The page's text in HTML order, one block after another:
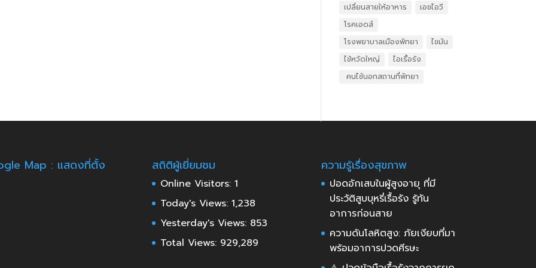
เปลี่ยนสายให้อาหาร
เอชไอวี
โรคเอดส์
โรงพยาบาลเมืองพัทยา
ไขมัน
ไข้หวัดใหญ่
ไอเรื้อรัง
​ คนไข้นอกสถานที่พัทยา
Map : แสดงที่ตั้ง สถิติผู้เยี่ยมชม
Online Visitors: 1
Today's Views: 1,238
Yesterday's Views: 853
Total Views: 929,289
ความรู้เรื่องสุขภาพ
ปอดอักเสบในผู้สูงอายุ ที่มี
ประวัติสูบบุหรี่เรื้อรัง รู้ทัน
อาการก่อนสาย
ความดันโลหิตสูง: ภัยเงียบที่มา
พร้อมอาการปวดศีรษะ